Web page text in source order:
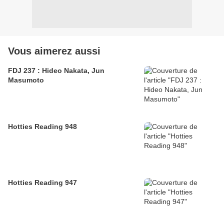
Vous aimerez aussi
FDJ 237 : Hideo Nakata, Jun
Masumoto
Hotties Reading 948
Hotties Reading 947